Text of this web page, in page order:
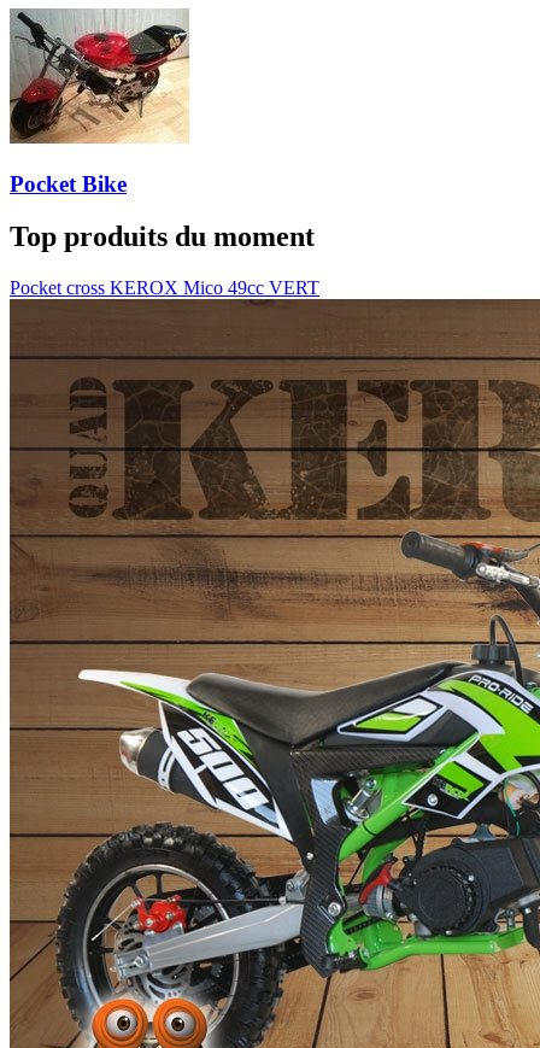
Pocket Bike
Top produits du moment
Pocket cross KEROX Mico 49cc VERT